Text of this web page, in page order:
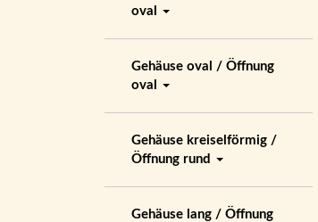
oval
Gehäuse oval / Öffnung
oval
Gehäuse kreiselförmig /
Öffnung rund
Gehäuse lang / Öffnung